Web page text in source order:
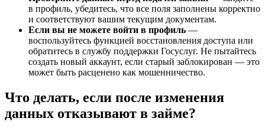
в профиль, убедитесь, что все поля заполнены корректно
и соответствуют вашим текущим документам.
Если вы не можете войти в профиль —
воспользуйтесь функцией восстановления доступа или
обратитесь в службу поддержки Госуслуг. Не пытайтесь
создать новый аккаунт, если старый заблокирован — это
может быть расценено как мошенничество.
Что делать, если после изменения
данных отказывают в займе?